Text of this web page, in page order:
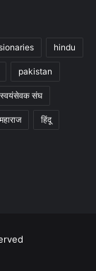
hindu
pakistan
स्वयंसेवक संघ
हिंदू